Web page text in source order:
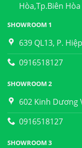
Hòa,Tp.Biên Hòa
SHOWROOM 1
639 QL13, P.
0916518127
SHOWROOM 2
602 Kinh Dương
0916518127
SHOWROOM 3